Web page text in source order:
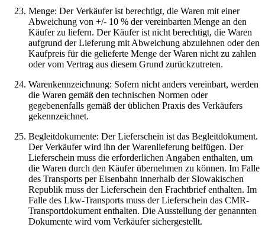
Menge: Der Verkäufer ist berechtigt, die Waren mit einer
Abweichung von +/- 10 % der vereinbarten Menge an den
Käufer zu liefern. Der Käufer ist nicht berechtigt, die Waren
aufgrund der Lieferung mit Abweichung abzulehnen oder den
Kaufpreis für die gelieferte Menge der Waren nicht zu zahlen
oder vom Vertrag aus diesem Grund zurückzutreten.
Warenkennzeichnung: Sofern nicht anders vereinbart, werden
die Waren gemäß den technischen Normen oder
gegebenenfalls gemäß der üblichen Praxis des Verkäufers
gekennzeichnet.
Begleitdokumente: Der Lieferschein ist das Begleitdokument.
Der Verkäufer wird ihn der Warenlieferung beifügen. Der
Lieferschein muss die erforderlichen Angaben enthalten, um
die Waren durch den Käufer übernehmen zu können. Im Falle
des Transports per Eisenbahn innerhalb der Slowakischen
Republik muss der Lieferschein den Frachtbrief enthalten. Im
Falle des Lkw-Transports muss der Lieferschein das CMR-
Transportdokument enthalten. Die Ausstellung der genannten
Dokumente wird vom Verkäufer sichergestellt.